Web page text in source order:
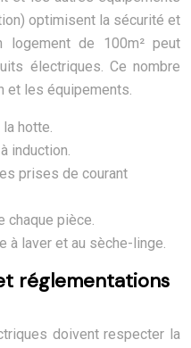
optimisent la sécurité et
logement de 100m² peut
électriques. Ce nombre
et les équipements.
hotte.
induction.
prises de courant
chaque pièce.
à laver et au sèche-linge.
réglementations
doivent respecter la